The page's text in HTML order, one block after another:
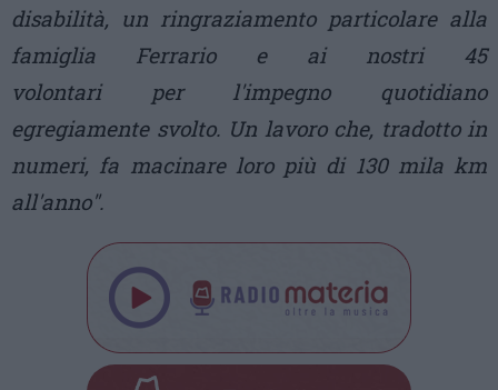
disabilità, un ringraziamento particolare alla
famiglia Ferrario e ai nostri 45
volontari per l'impegno quotidiano
egregiamente svolto. Un lavoro che, tradotto in
numeri, fa macinare loro più di 130 mila km
all'anno".